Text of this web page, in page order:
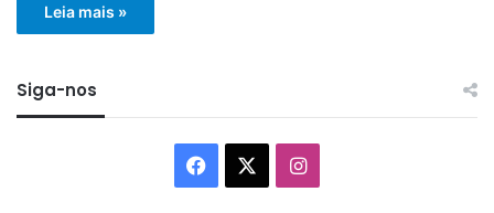
Leia mais »
Siga-nos
Facebook Instagram